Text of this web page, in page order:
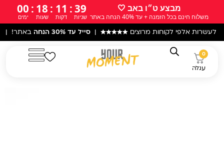
לתוכן
מבצע ט״ו באב 🤍
משלוח חינם בכל הזמנה + עד 40% הנחה באתר
38
שניות
:
11
דקות
:
18
שעות
:
00
ימים
לקוחות מרוצים★★★★★
|סייל עד 30% הנחה באתר! | עקב המצב
0
עגלה